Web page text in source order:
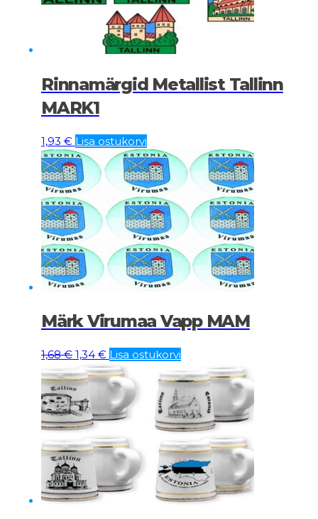
Rinnamärgid Metallist Tallinn
MARK1
1,93 € Lisa ostukorvi
Märk Virumaa Vapp MAM
1,68€ Algne
hind
oli:
1,68 €.
1,34 € Current
price
is:
1,34 €.
Lisa ostukorvi